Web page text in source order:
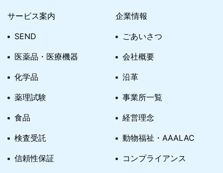
サービス案内
SEND
医薬品・医療機器
化学品
薬理試験
食品
検査受託
信頼性保証
企業情報
ごあいさつ
会社概要
沿革
事業所一覧
経営理念
動物福祉・AAALAC
コンプライアンス